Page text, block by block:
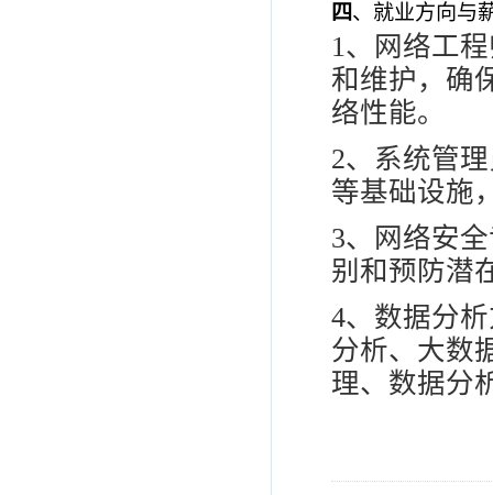
四、就业方向与
1、网络工
和维护，确
络性能。
2、系统管
等基础设施
3、网络安
别和预防潜
4、数据分
分析、大数
理、数据分